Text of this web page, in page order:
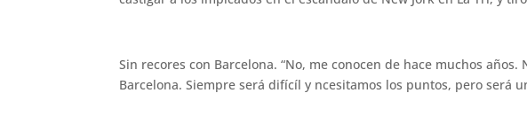
Sin recores con Barcelona. “No, me conocen de hace muchos
Barcelona. Siempre será difícíl y ncesitamos los puntos, pero será